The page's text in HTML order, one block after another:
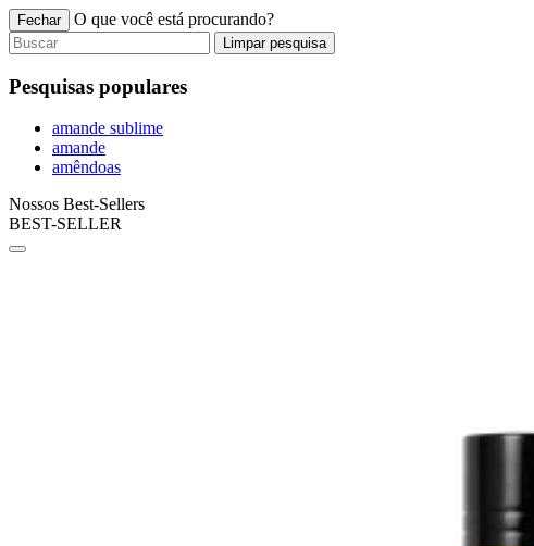
Fechar O que você está procurando?
Limpar pesquisa
Pesquisas populares
amande sublime
amande
amêndoas
Nossos Best-Sellers
BEST-SELLER